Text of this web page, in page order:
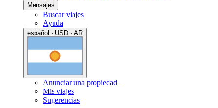
Mensajes
Buscar viajes
Ayuda
español · USD · AR
Anunciar una propiedad
Mis viajes
Sugerencias